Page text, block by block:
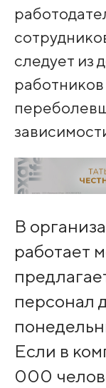
следует из
В
работает
персонал
Если в
000